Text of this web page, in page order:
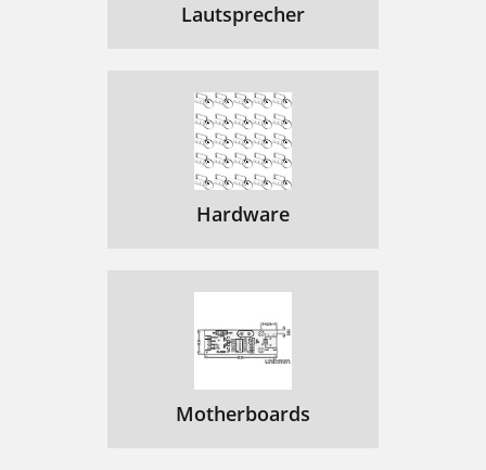
Lautsprecher
Hardware
Motherboards